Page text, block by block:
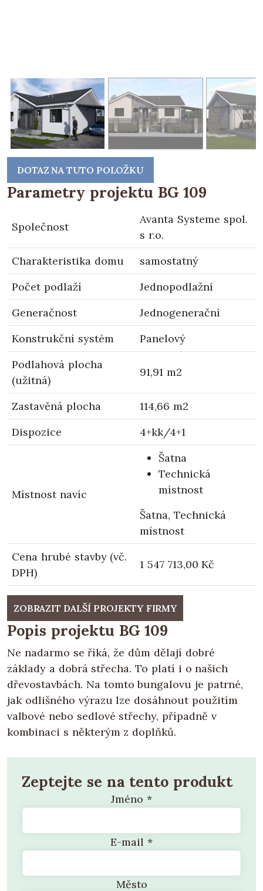
DOTAZ NA TUTO POLOŽKU
Parametry projektu BG 109
Společnost
Avanta Systeme spol.
s r.o.
Charakteristika domu
samostatný
Počet podlaží
Jednopodlažní
Generačnost
Jednogenerační
Konstrukční systém
Panelový
Podlahová plocha
(užitná)
91,91 m2
Zastavěná plocha
114,66 m2
Dispozice
4+kk/4+1
Místnost navíc
Šatna
Technická
místnost
Šatna, Technická
místnost
Cena hrubé stavby (vč.
DPH)
1 547 713,00 Kč
ZOBRAZIT DALŠÍ PROJEKTY FIRMY
Popis projektu BG 109
Ne nadarmo se říká, že dům dělají dobré
základy a dobrá střecha. To platí i o našich
dřevostavbách. Na tomto bungalovu je patrné,
jak odlišného výrazu lze dosáhnout použitím
valbové nebo sedlové střechy, případně v
kombinaci s některým z doplňků.
Zeptejte se na tento produkt
Jméno *
E-mail *
Město